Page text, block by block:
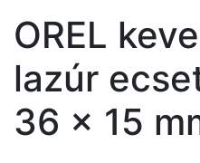
OREL
lazúr
36 x 15